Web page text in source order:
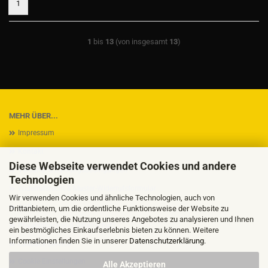
Diese Webseite verwendet Cookies und andere
Technologien
Wir verwenden Cookies und ähnliche Technologien, auch von
Drittanbietern, um die ordentliche Funktionsweise der Website zu
gewährleisten, die Nutzung unseres Angebotes zu analysieren und Ihnen
ein bestmögliches Einkaufserlebnis bieten zu können. Weitere
Informationen finden Sie in unserer Datenschutzerklärung.
Alle Akzeptieren
1
1 bis 13 (von insgesamt 13)
MEHR ÜBER...
Impressum
Versand- & Zahlungsbedingungen
Widerrufsrecht & Muster-Widerrufsformular
AGB
Privatsphäre und Datenschutz
Callback Service